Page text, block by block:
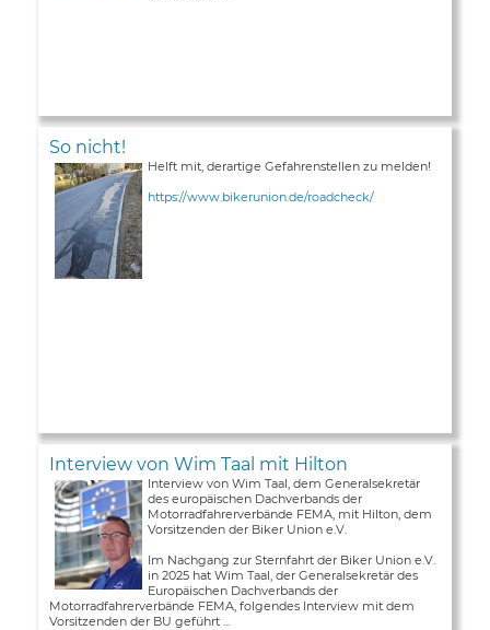
So nicht!
Helft mit, derartige Gefahrenstellen zu melden!
https://www.bikerunion.de/roadcheck/
Interview von Wim Taal mit Hilton
Interview von Wim Taal, dem Generalsekretär
des europäischen Dachverbands der
Motorradfahrerverbände FEMA, mit Hilton, dem
Vorsitzenden der Biker Union e.V.
Im Nachgang zur Sternfahrt der Biker Union e.V.
in 2025 hat Wim Taal, der Generalsekretär des
Europäischen Dachverbands der
Motorradfahrerverbände FEMA, folgendes Interview mit dem
Vorsitzenden der BU geführt ...